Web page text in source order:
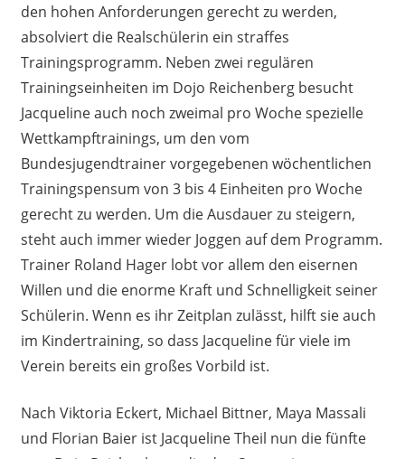
den hohen Anforderungen gerecht zu werden,
absolviert die Realschülerin ein straffes
Trainingsprogramm. Neben zwei regulären
Trainingseinheiten im Dojo Reichenberg besucht
Jacqueline auch noch zweimal pro Woche spezielle
Wettkampftrainings, um den vom
Bundesjugendtrainer vorgegebenen wöchentlichen
Trainingspensum von 3 bis 4 Einheiten pro Woche
gerecht zu werden. Um die Ausdauer zu steigern,
steht auch immer wieder Joggen auf dem Programm.
Trainer Roland Hager lobt vor allem den eisernen
Willen und die enorme Kraft und Schnelligkeit seiner
Schülerin. Wenn es ihr Zeitplan zulässt, hilft sie auch
im Kindertraining, so dass Jacqueline für viele im
Verein bereits ein großes Vorbild ist.
Nach Viktoria Eckert, Michael Bittner, Maya Massali
und Florian Baier ist Jacqueline Theil nun die fünfte